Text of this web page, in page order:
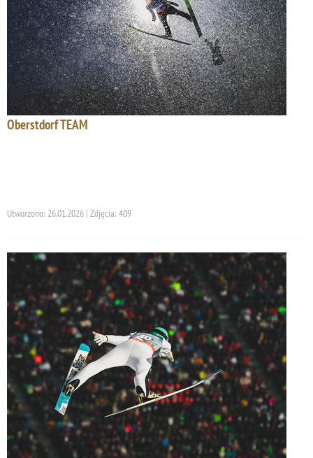
Oberstdorf TEAM
Utworzono: 26.01.2026 | Zdjęcia: 409